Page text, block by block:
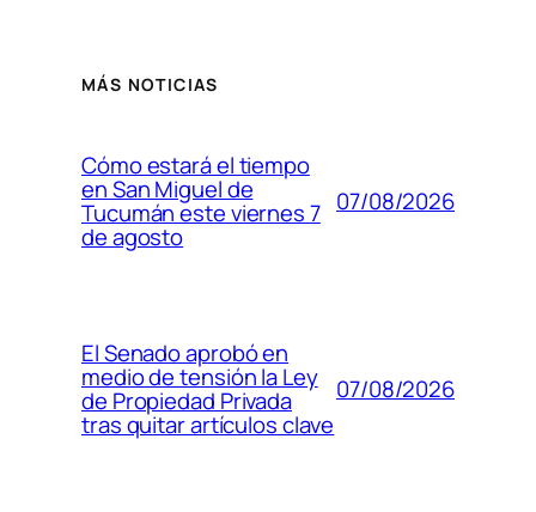
MÁS NOTICIAS
Cómo estará el tiempo
en San Miguel de
Tucumán este viernes 7
de agosto
07/08/2026
El Senado aprobó en
medio de tensión la Ley
de Propiedad Privada
tras quitar artículos clave
07/08/2026